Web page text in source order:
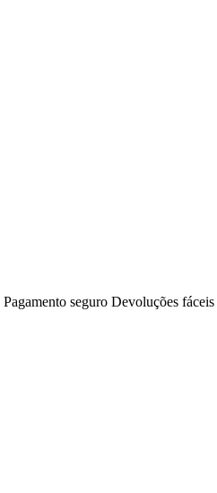
Pagamento seguro Devoluções fáceis